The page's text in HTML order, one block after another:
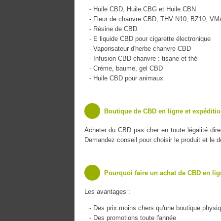
- Huile CBD, Huile CBG et Huile CBN
- Fleur de chanvre CBD, THV N10, BZ10,
- Résine de CBD
- E liquide CBD pour cigarette électronique
- Vaporisateur d'herbe chanvre CBD
- Infusion CBD chanvre : tisane et thé
- Crème, baume, gel CBD
- Huile CBD pour animaux
Boutique de CBD en ligne et
Acheter du CBD pas cher en toute légalité
Demandez conseil pour choisir le produit et le
Pourquoi faire un achat de CBD en
Les avantages :
- Des prix moins chers qu'une boutique
- Des promotions toute l'année